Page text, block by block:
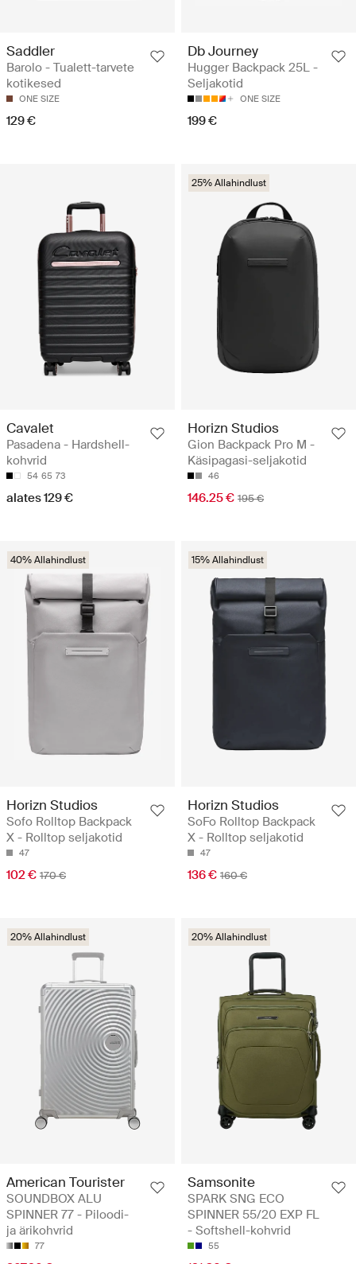
Saddler
Barolo - Tualett-tarvete
kotikesed
ONE SIZE
129 €
Db Journey
Hugger Backpack 25L -
Seljakotid
ONE SIZE
199 €
Cavalet
Pasadena - Hardshell-
kohvrid
54 65 73
alates 129 €
25% Allahindlust
Horizn Studios
Gion Backpack Pro M -
Käsipagasi-seljakotid
46
146.25 € 195 €
40% Allahindlust
Horizn Studios
Sofo Rolltop Backpack
X - Rolltop seljakotid
47
102 € 170 €
15% Allahindlust
Horizn Studios
SoFo Rolltop Backpack
X - Rolltop seljakotid
47
136 € 160 €
20% Allahindlust
American Tourister
SOUNDBOX ALU
SPINNER 77 - Piloodi-
ja ärikohvrid
77
20% Allahindlust
Samsonite
SPARK SNG ECO
SPINNER 55/20 EXP FL
- Softshell-kohvrid
55